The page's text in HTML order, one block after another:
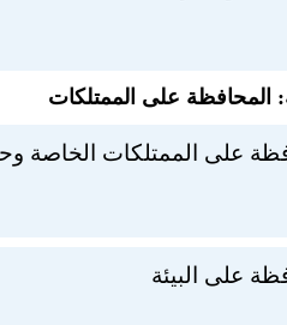
المحافظة على الممتلكات
على الممتلكات الخاصة
على البيئة